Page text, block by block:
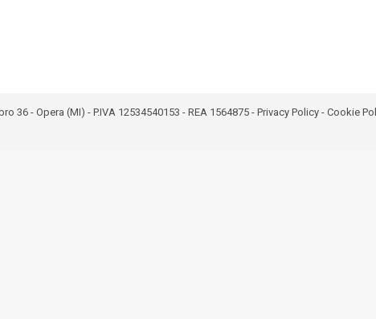
36 - Opera (MI) - P.IVA 12534540153 - REA 1564875 - Privacy Policy - Cookie